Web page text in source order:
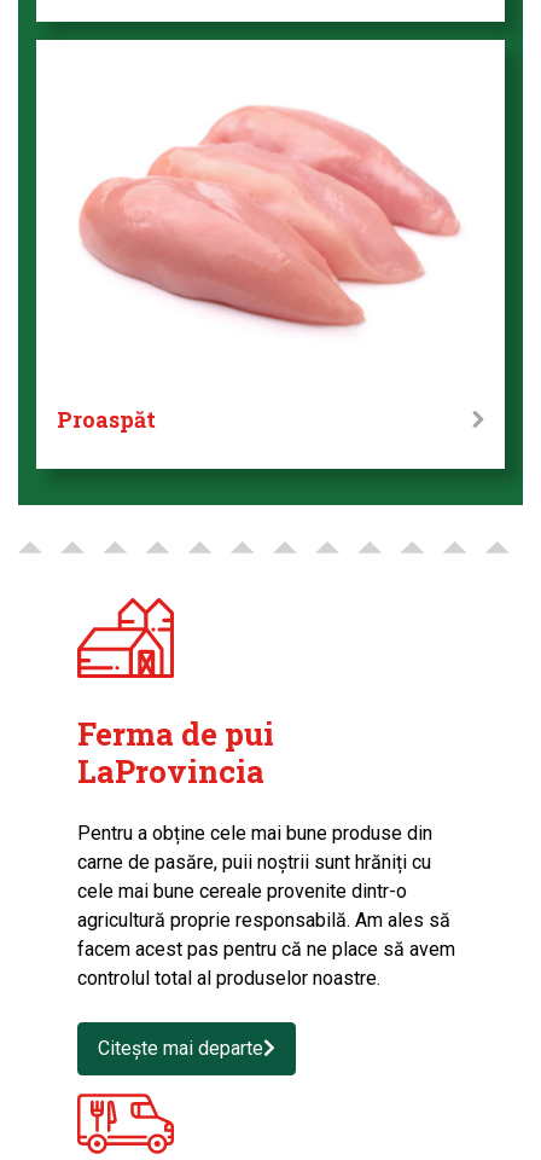
Proaspăt
Ferma de pui
LaProvincia
Pentru a obține cele mai bune produse din
carne de pasăre, puii noștrii sunt hrăniți cu
cele mai bune cereale provenite dintr-o
agricultură proprie responsabilă. Am ales să
facem acest pas pentru că ne place să avem
controlul total al produselor noastre.
Citește mai departe